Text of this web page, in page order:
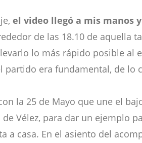
el video llegó a mis manos
de las 18.10 de aquella
lo más rápido posible al
partido era fundamental, de
la 25 de Mayo que une el
de Vélez, para dar un ejemplo
a casa. En el asiento del